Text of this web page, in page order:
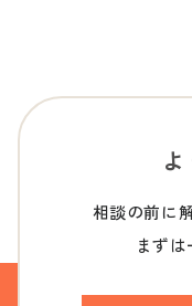
相談の前に
まずは